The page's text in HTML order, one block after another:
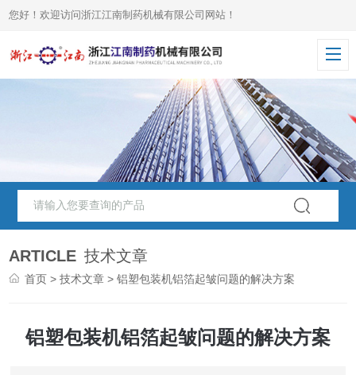
您好！欢迎访问浙江江南制药机械有限公司网站！
ARTICLE 技术文章
首页 >技术文章 > 铝塑包装机铝箔起皱问题的解决方案
铝塑包装机铝箔起皱问题的解决方案